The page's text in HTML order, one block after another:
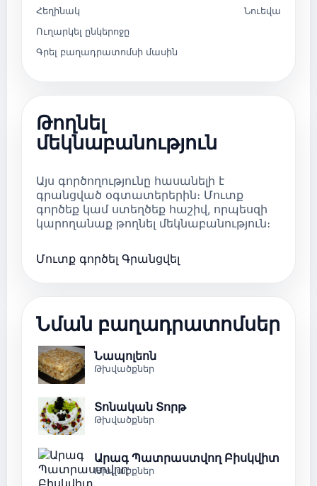
Հեղինակ
Նուեվա
Ուղարկել ընկերոջը
Գրել բաղադրատոմսի մասին
Թողնել
մեկնաբանություն
Այս գործողությունը հասանելի է
գրանցված օգտատերերին։ Մուտք
գործեք կամ ստեղծեք հաշիվ, որպեսզի
կարողանաք թողնել մեկնաբանություն։
Մուտք գործել Գրանցվել
Նման բաղադրատոմսեր
Նապոլեոն
Թխվածքներ
Տոնական Տորթ
Թխվածքներ
Արագ Պատրաստվող Բիսկվիտ
Թխվածքներ